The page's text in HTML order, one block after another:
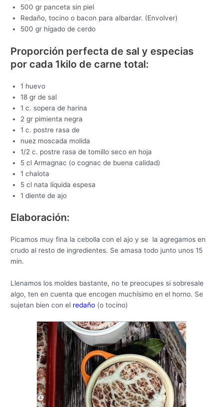
500 gr panceta sin piel
Redaño, tocino o bacon para albardar. (Envolver)
500 gr hígado de cerdo
Proporción perfecta de sal y especias
por cada 1kilo de carne total:
1 huevo
18 gr de sal
1 c. sopera de harina
2 gr pimienta negra
1 c. postre rasa de
nuez moscada molida
1/2 c. postre rasa de tomillo seco en hoja
5 cl Armagnac (o cognac de buena calidad)
1 chalota
5 cl nata líquida espesa
1 diente de ajo
Elaboración:
Picamos muy fina la cebolla con el ajo y se la agregamos en
crudo al resto de ingredientes. Se amasa todo junto unos 15
min.
Llenamos los moldes bastante, no te preocupes si sobresale
algo, ten en cuenta que encogen muchísimo en el horno. Se
sujetan bien con el redaño (o tocino)